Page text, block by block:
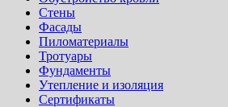
Стены
Фасады
Пиломатериалы
Тротуары
Фундаменты
Утепление и изоляция
Сертификаты